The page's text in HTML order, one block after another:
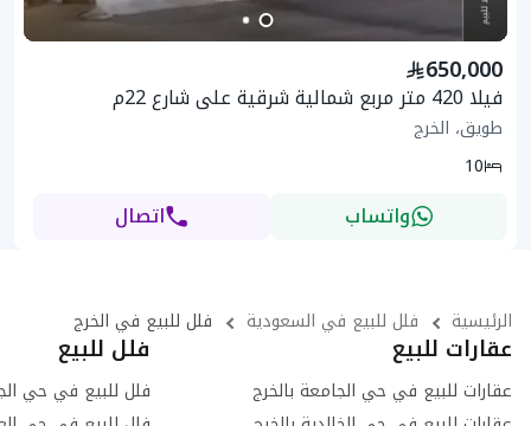
650,000
فيلا 420 متر مربع شمالية شرقية على شارع 22م
طويق، الخرج
10
واتساب اتصال
الرئيسية فلل للبيع في السعودية فلل للبيع في الخرج
عقارات للبيع
عقارات للبيع في حي الجامعة بالخرج
فلل للبيع
فلل للبيع في حي